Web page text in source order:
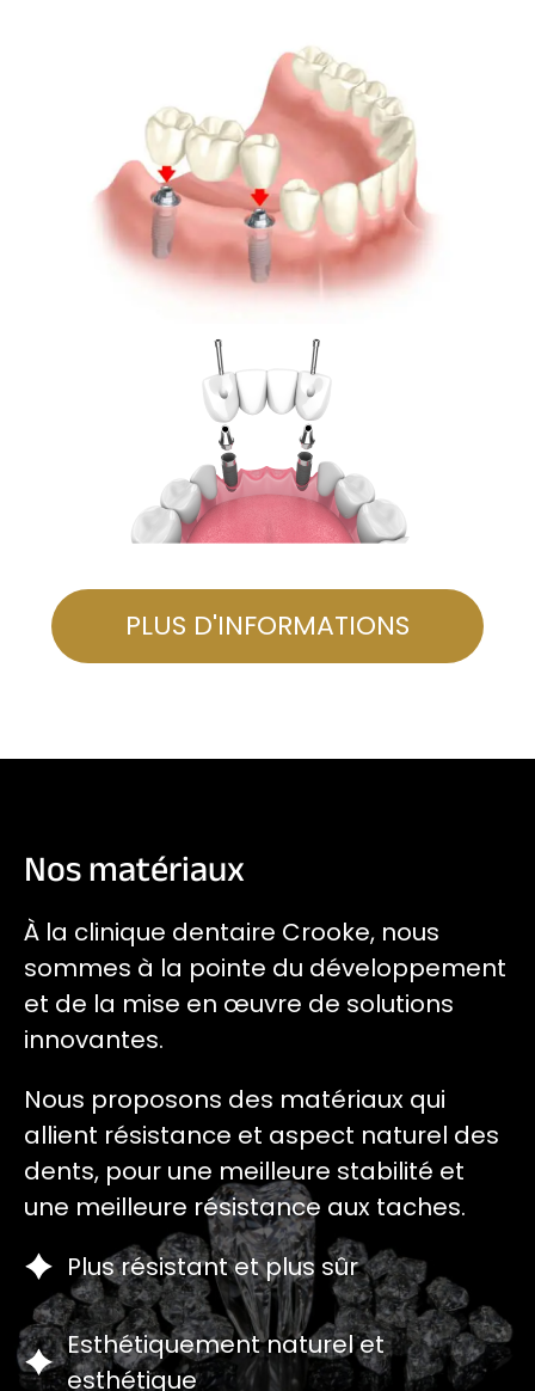
PLUS D'INFORMATIONS
Nos matériaux
À la clinique dentaire Crooke, nous
sommes à la pointe du développement
et de la mise en œuvre de solutions
innovantes.
Nous proposons des matériaux qui
allient résistance et aspect naturel des
dents, pour une meilleure stabilité et
une meilleure résistance aux taches.
Plus résistant et plus sûr
Esthétiquement naturel et
esthétique